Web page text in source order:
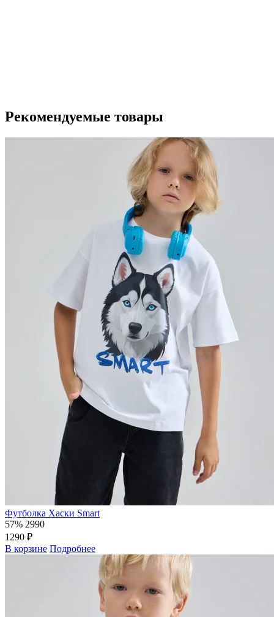
Рекомендуемые товары
Футболка Хаски Smart
57% 2990
1290 ₽
В корзине Подробнее